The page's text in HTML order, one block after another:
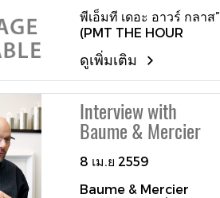
พีเอ็มที เดอะ อาวร์ กลาส”
(PMT THE HOUR
GLASS) ผู้นำแห่งตัวแทน
จำหน่ายเรือนเวลาชั้นสูง
ร่วมกับ "พาร์มิเจียนี่ เฟล
อริเยร์" (Parmigiani
Fleurier) แบรนด์นาฬิกา
ไฮเอนด์ระดับโลกจาก
ประเทศสวิตเซอร์แลนด์
สองพันธมิตรทางธุรกิจได้
แห่งความเป็นผู้เชี่ยวชาญ
ดูเพิ่มเติม
Interview with
Baume & Mercier
8 เม.ย 2559
Baume & Mercier